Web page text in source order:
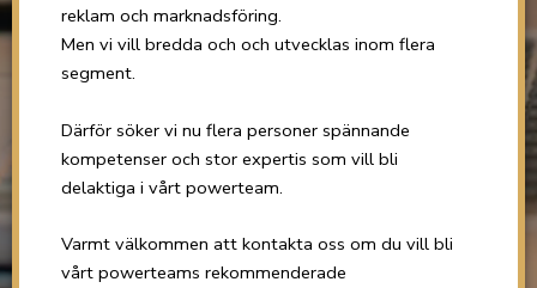
reklam och marknadsföring.
Men vi vill bredda och och utvecklas inom flera
segment.
Därför söker vi nu flera personer spännande
kompetenser och stor expertis som vill bli
delaktiga i vårt powerteam.
Varmt välkommen att kontakta oss om du vill bli
vårt powerteams rekommenderade